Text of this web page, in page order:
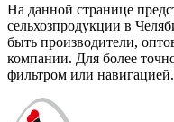
На данной странице
сельхозпродукции в
быть производители,
компании. Для более
фильтром или